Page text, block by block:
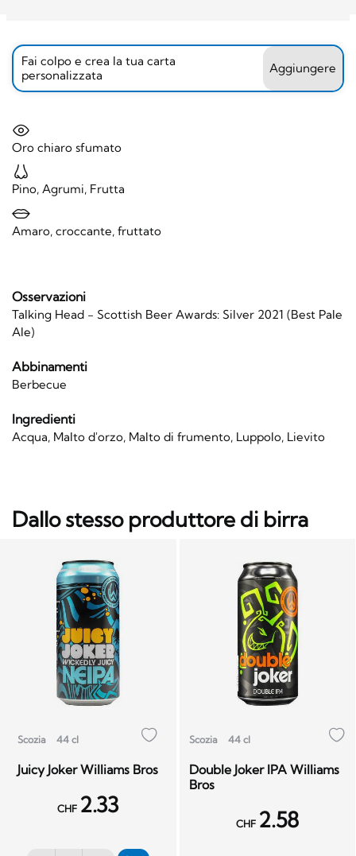
Fai colpo e crea la tua carta
personalizzata
Aggiungere
Oro chiaro sfumato
Pino, Agrumi, Frutta
Amaro, croccante, fruttato
Osservazioni
Talking Head - Scottish Beer Awards: Silver 2021 (Best Pale
Ale)
Abbinamenti
Berbecue
Ingredienti
Acqua, Malto d'orzo, Malto di frumento, Luppolo, Lievito
Dallo stesso produttore di birra
Scozia 44 cl
Juicy Joker Williams Bros
CHF 2.33
Scozia 44 cl
Double Joker IPA Williams
Bros
CHF 2.58